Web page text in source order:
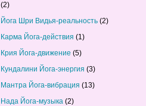
(2)
Йога Шри Видья-реальность (2)
Карма Йога-действия (1)
Крия Йога-движение (5)
Кундалини Йога-энергия (3)
Мантра Йога-вибрация (13)
Нада Йога-музыка (2)